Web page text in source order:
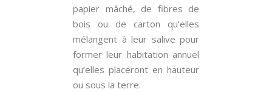
papier mâché, de fibres de
bois ou de carton qu’elles
mélangent à leur salive pour
former leur habitation annuel
qu’elles placeront en hauteur
ou sous la terre.